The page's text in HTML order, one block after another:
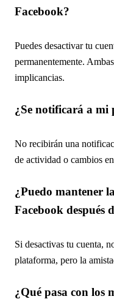
Facebook?
Puedes desactivar tu
permanentemente.
implicancias.
¿Se notificará a mi
No recibirán una
de actividad o cambios
¿Puedo mantener
Facebook después
Si desactivas tu cuenta,
plataforma, pero la
¿Qué pasa con los